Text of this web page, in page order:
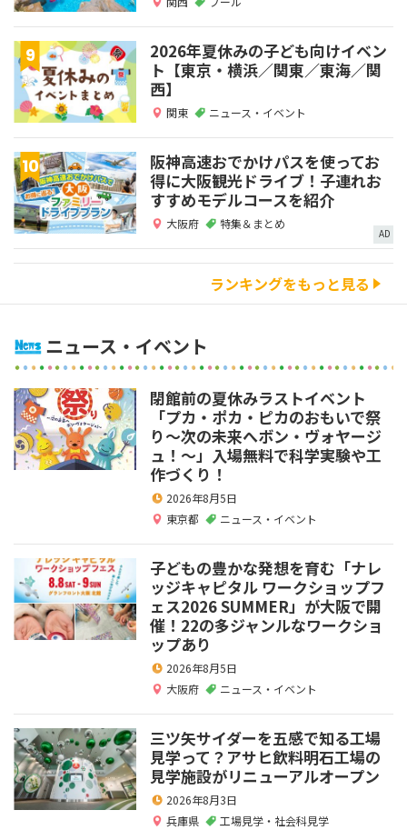
2026年夏休みの子ども向けイベン
ト【東京・横浜／関東／東海／関
西】
関東 ニュース・イベント
阪神高速おでかけパスを使ってお
得に大阪観光ドライブ！子連れお
すすめモデルコースを紹介
大阪府 特集＆まとめ
AD
ランキングをもっと見る
ニュース・イベント
閉館前の夏休みラストイベント
「プカ・ポカ・ピカのおもいで祭
り～次の未来へボン・ヴォヤージ
ュ！～」入場無料で科学実験や工
作づくり！
2026年8月5日
東京都
ニュース・イベント
子どもの豊かな発想を育む「ナレ
ッジキャピタル ワークショップフ
ェス2026 SUMMER」が大阪で開
催！22の多ジャンルなワークショ
ップあり
2026年8月5日
大阪府
ニュース・イベント
三ツ矢サイダーを五感で知る工場
見学って？アサヒ飲料明石工場の
見学施設がリニューアルオープン
2026年8月3日
兵庫県
工場見学・社会科見学